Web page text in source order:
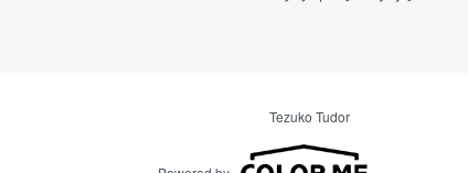
Tezuko Tudor